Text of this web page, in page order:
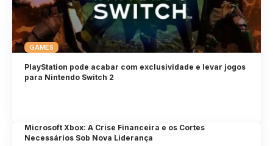
GAMES
PlayStation pode acabar com exclusividade e levar jogos
para Nintendo Switch 2
Microsoft Xbox: A Crise Financeira e os Cortes
Necessários Sob Nova Liderança